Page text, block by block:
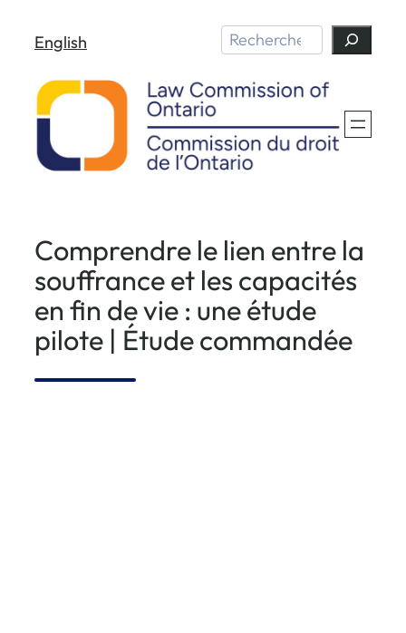
contenu
English Search
Comprendre le lien entre la
souffrance et les capacités
en fin de vie : une étude
pilote | Étude commandée